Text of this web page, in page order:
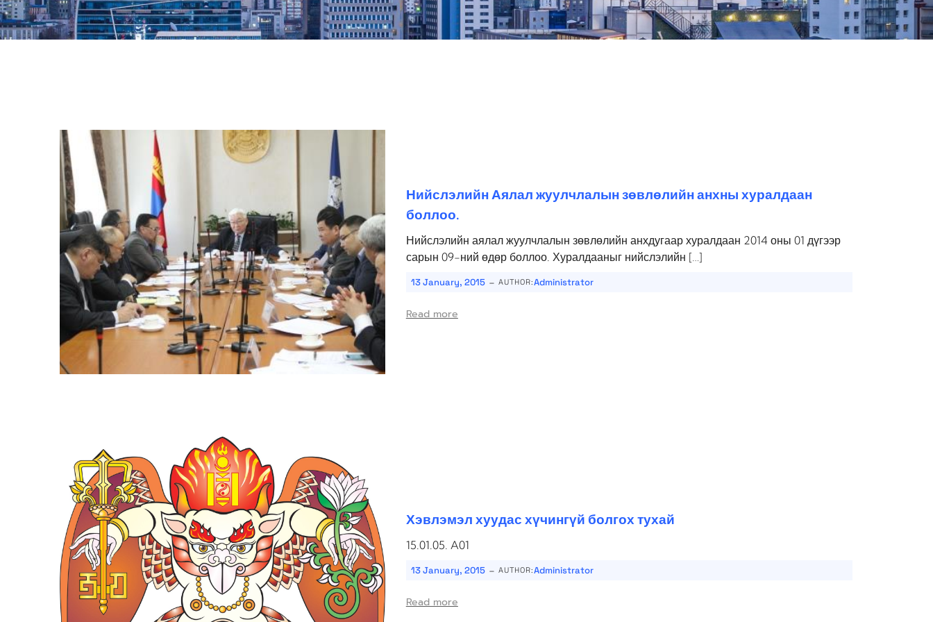
Нийслэлийн Аялал жуулчлалын зөвлөлийн анхны хуралдаан
боллоо.
Нийслэлийн аялал жуулчлалын зөвлөлийн анхдугаар хуралдаан 2014 оны 01 дүгээр
сарын 09-ний өдөр боллоо. Хуралдааныг нийслэлийн […]
13 January, 2015 - AUTHOR:Administrator
Read more
Хэвлэмэл хуудас хүчингүй болгох тухай
15.01.05. A01
13 January, 2015 - AUTHOR:Administrator
Read more